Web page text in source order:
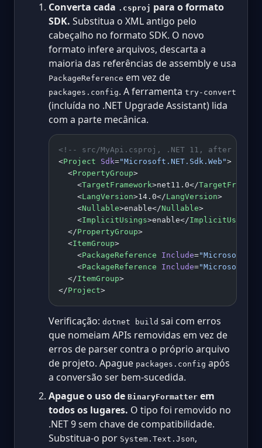
Converta cada .csproj para o formato
SDK. Substitua o XML antigo pelo
cabeçalho no formato SDK. O novo
formato infere arquivos, descarta a
maioria das referências de assembly e usa
PackageReference em vez de
packages.config. A ferramenta try-convert
(incluída no .NET Upgrade Assistant) lida
com a parte mecânica.
<!-- src/MyApi.csproj, .NET 11, after
<Project Sdk="Microsoft.NET.Sdk.Web">
  <
PropertyGroup>
    <
TargetFramework>net11.0</
    <
LangVersion>14.0</LangVersion>
    <
Nullable>enable</Nullable>
    <
ImplicitUsings>enable</ImplicitUsings
  </
PropertyGroup>
  <
ItemGroup>
    <
PackageReference Include=
    <
PackageReference Include=
  </
ItemGroup>
</Project>
Verificação: dotnet build sai com erros
que nomeiam APIs removidas em vez de
erros de parser contra o próprio arquivo
de projeto. Apague packages.config após
a conversão ser bem-sucedida.
Apague o uso de BinaryFormatter em
todos os lugares. O tipo foi removido no
.NET 9 sem chave de compatibilidade.
Substitua-o por System.Text.Json,